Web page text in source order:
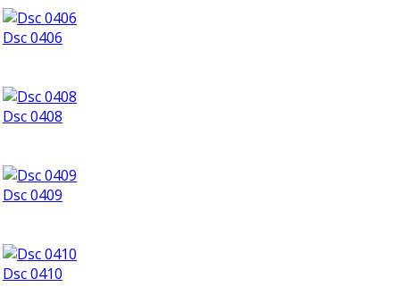
Dsc 0406
Dsc 0408
Dsc 0409
Dsc 0410